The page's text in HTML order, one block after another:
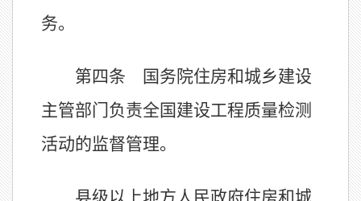
务。
第四条 国务院住房和城乡建设
主管部门负责全国建设工程质量检测
活动的监督管理。
县级以上地方人民政府住房和城